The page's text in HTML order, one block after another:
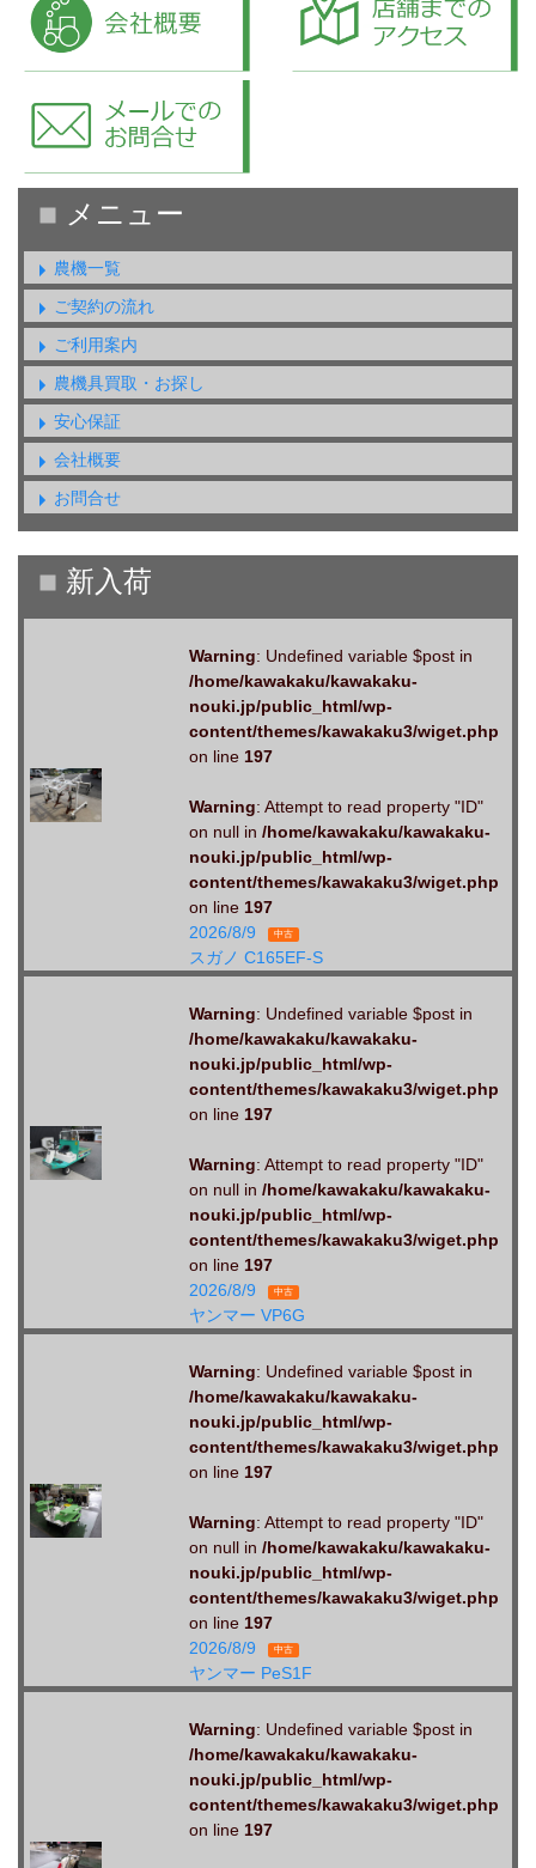
農機一覧
ご契約の流れ
ご利用案内
農機具買取・お探し
安心保証
会社概要
お問合せ
Warning: Undefined variable $post in
/home/kawakaku/kawakaku-
nouki.jp/public_html/wp-
content/themes/kawakaku3/wiget.php
on line 197
Warning: Attempt to read property "ID"
on null in /home/kawakaku/kawakaku-
nouki.jp/public_html/wp-
content/themes/kawakaku3/wiget.php
on line 197
2026/8/9
中古
スガノ C165EF-S
Warning: Undefined variable $post in
/home/kawakaku/kawakaku-
nouki.jp/public_html/wp-
content/themes/kawakaku3/wiget.php
on line 197
Warning: Attempt to read property "ID"
on null in /home/kawakaku/kawakaku-
nouki.jp/public_html/wp-
content/themes/kawakaku3/wiget.php
on line 197
2026/8/9
中古
ヤンマー VP6G
Warning: Undefined variable $post in
/home/kawakaku/kawakaku-
nouki.jp/public_html/wp-
content/themes/kawakaku3/wiget.php
on line 197
Warning: Attempt to read property "ID"
on null in /home/kawakaku/kawakaku-
nouki.jp/public_html/wp-
content/themes/kawakaku3/wiget.php
on line 197
2026/8/9
中古
ヤンマー PeS1F
Warning: Undefined variable $post in
/home/kawakaku/kawakaku-
nouki.jp/public_html/wp-
content/themes/kawakaku3/wiget.php
on line 197